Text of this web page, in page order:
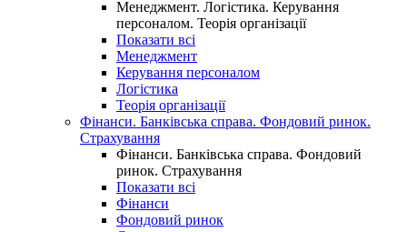
Менеджмент. Логістика. Керування
персоналом. Теорія організації
Показати всі
Менеджмент
Керування персоналом
Логістика
Теорія організації
Фінанси. Банківська справа. Фондовий ринок.
Страхування
Фінанси. Банківська справа. Фондовий
ринок. Страхування
Показати всі
Фінанси
Фондовий ринок